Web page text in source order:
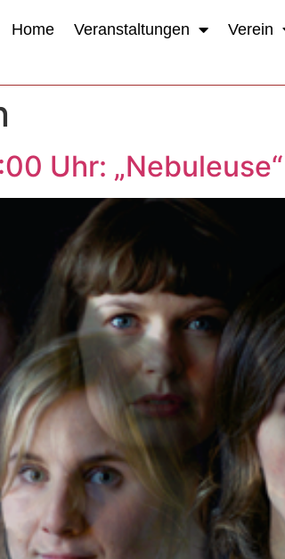
Home Veranstaltungen Verein
Uhr: „Nebuleuse“